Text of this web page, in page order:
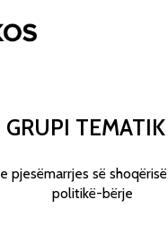
GRUPI TEMATIK
e pjesëmarrjes së shoqërisë
politikë-bërje